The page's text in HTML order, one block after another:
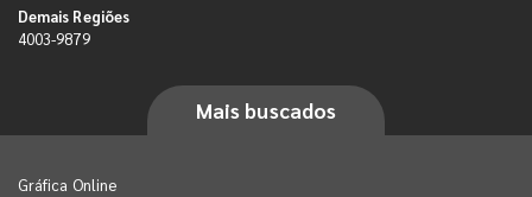
Demais Regiões
4003-9879
Mais buscados
Gráfica Online